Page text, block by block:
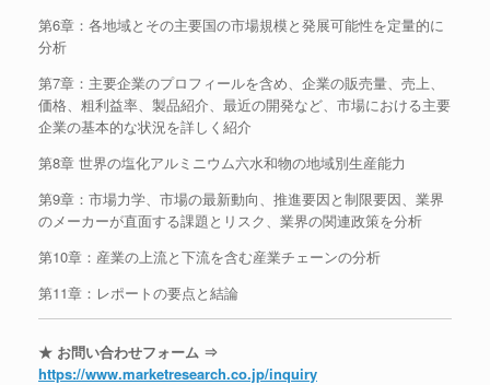
第6章：各地域とその主要国の市場規模と発展可能性を定量的に
分析
第7章：主要企業のプロフィールを含め、企業の販売量、売上、
価格、粗利益率、製品紹介、最近の開発など、市場における主要
企業の基本的な状況を詳しく紹介
第8章 世界の塩化アルミニウム六水和物の地域別生産能力
第9章：市場力学、市場の最新動向、推進要因と制限要因、業界
のメーカーが直面する課題とリスク、業界の関連政策を分析
第10章：産業の上流と下流を含む産業チェーンの分析
第11章：レポートの要点と結論
★ お問い合わせフォーム ⇒
https://www.marketresearch.co.jp/inquiry